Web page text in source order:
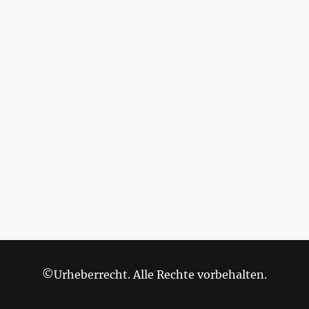
©Urheberrecht. Alle Rechte vorbehalten.